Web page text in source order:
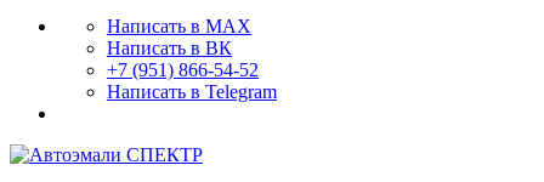
Написать в MAX
Написать в ВК
+7 (951) 866-54-52
Написать в Telegram